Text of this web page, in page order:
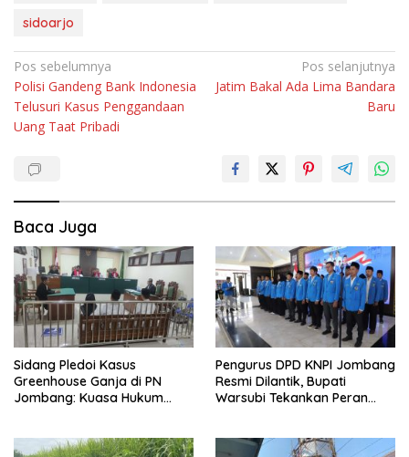
sidoarjo
Navigasi
pos
Pos sebelumnya
Polisi Gandeng Bank Indonesia
Telusuri Kasus Penggandaan
Uang Taat Pribadi
Pos selanjutnya
Jatim Bakal Ada Lima Bandara
Baru
Baca Juga
Sidang Pledoi Kasus
Greenhouse Ganja di PN
Jombang: Kuasa Hukum
Pengurus DPD KNPI Jombang
Resmi Dilantik, Bupati
Warsubi Tekankan Peran